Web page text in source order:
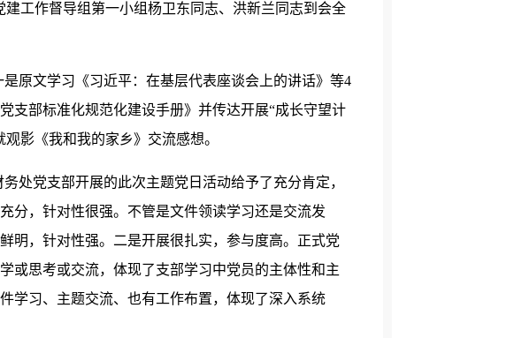
工作督导组第一小组杨卫东同志、洪新兰同志到会全
原文学习《习近平：在基层代表座谈会上的讲话》等4
支部标准化规范化建设手册》并传达开展“成长守望计
影《我和我的家乡》交流感想。
处党支部开展的此次主题党日活动给予了充分肯定，
分，针对性很强。不管是文件领读学习还是交流发
明，针对性强。二是开展很扎实，参与度高。正式党
或思考或交流，体现了支部学习中党员的主体性和主
学习、主题交流、也有工作布置，体现了深入系统